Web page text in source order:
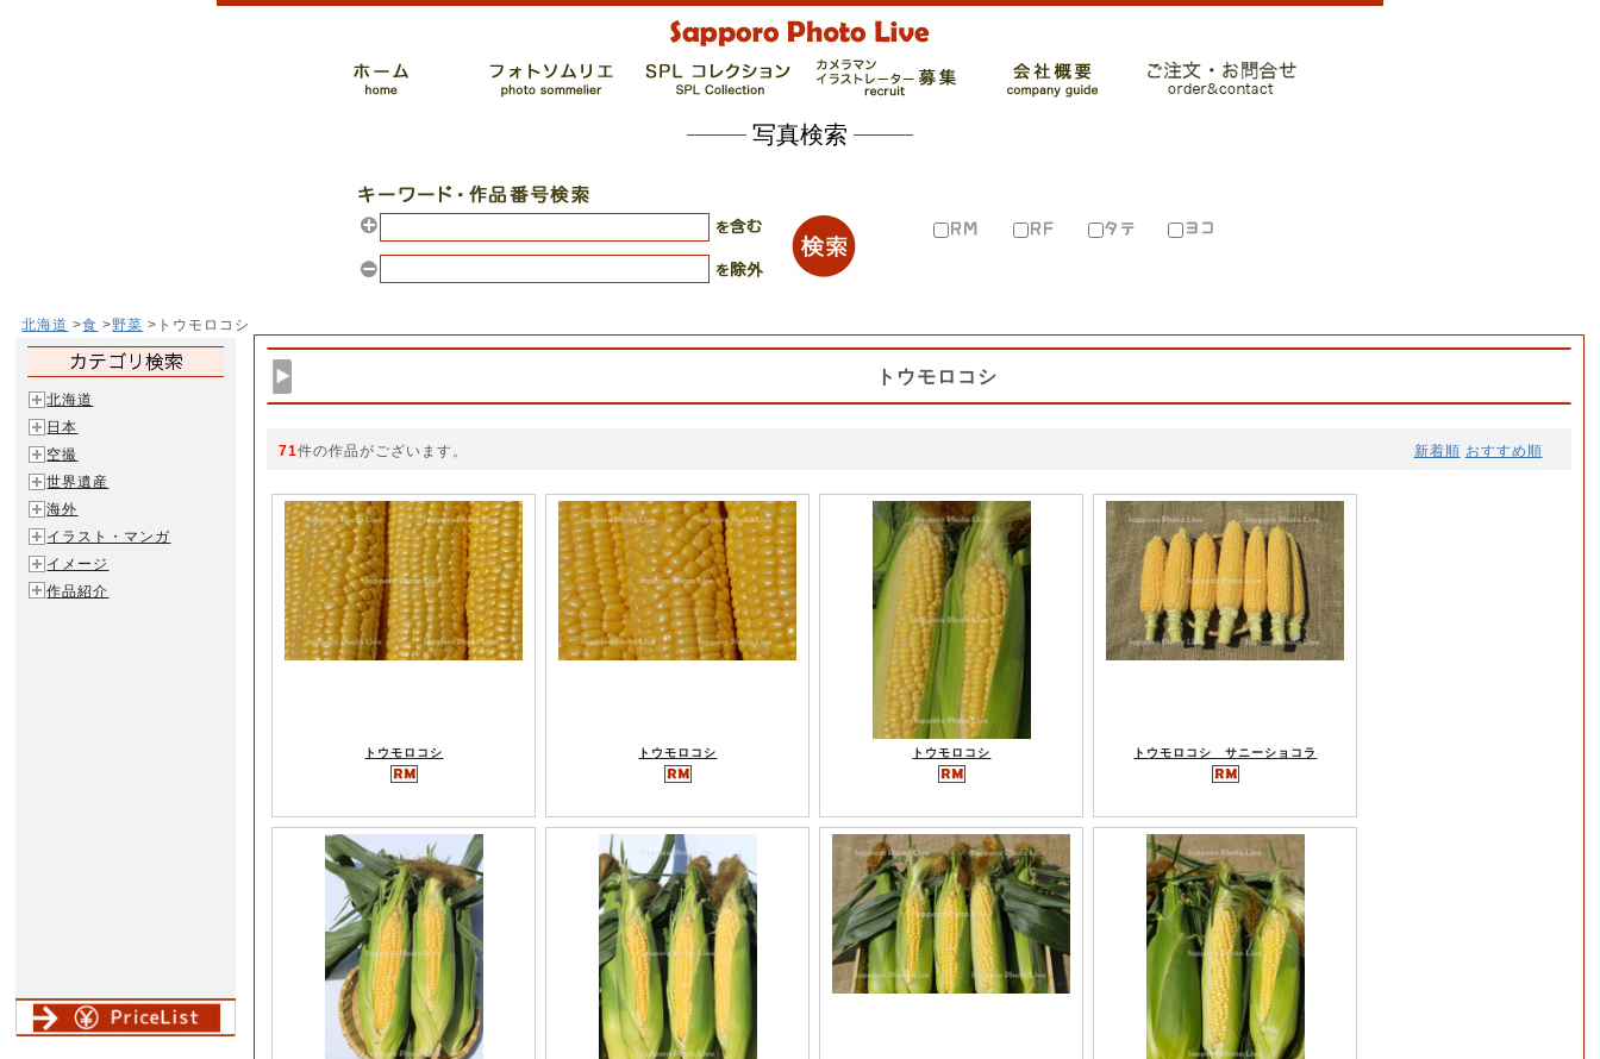
写真検索
北海道 >食 >野菜 >トウモロコシ
トウモロコシ
71件の作品がございます。 新着順 おすすめ順
トウモロコシ トウモロコシ トウモロコシ トウモロコシ サニーショコラ
北海道
日本
空撮
世界遺産
海外
イラスト・マンガ
イメージ
作品紹介